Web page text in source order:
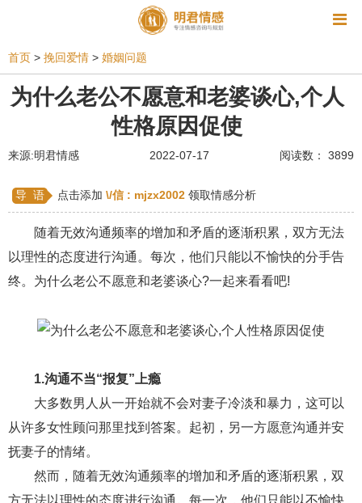
相亲 同性恋 恋爱技巧 挽回爱情
爱情相关 星座情感
姻缘测试 美容 怀孕 交友
感情挽回 双鱼座男生 情感测试
水瓶座男生 摩羯座男生 射手座男生
天蝎座男生 天秤座男生 处女座男生
爱情诗句 狮子座男生 爱情歌曲 爱情图片
爱情小说 巨蟹座男生 爱情电影 双子座男生
变心 感人 伤感 婚姻问题 脾气
失恋挽救
十二生肖 分手复合 梦见 抽签算命
首页 > 挽回爱情 > 婚姻问题
为什么老公不愿意和老婆谈心,个人
性格原因促使
来源:明君情感 2022-07-17 阅读数： 3899
导 语 点击添加 \/信 : mjzx2002 领取情感分析
随着无效沟通频率的增加和矛盾的逐渐积累，双方无法
以理性的态度进行沟通。每次，他们只能以不愉快的分手告
终。为什么老公不愿意和老婆谈心?一起来看看吧!
1.沟通不当“报复”上瘾
大多数男人从一开始就不会对妻子冷淡和暴力，这可以
从许多女性顾问那里找到答案。起初，另一方愿意沟通并安
抚妻子的情绪。
然而，随着无效沟通频率的增加和矛盾的逐渐积累，双
方无法以理性的态度进行沟通。每一次，他们只能以不愉快